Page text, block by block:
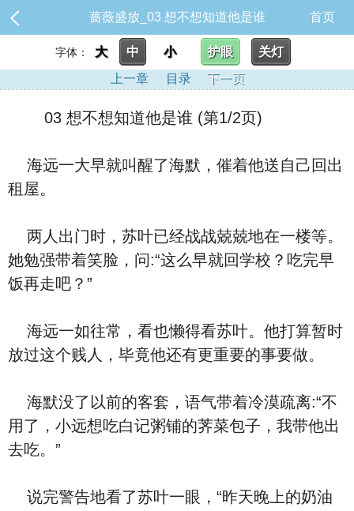
蔷薇盛放_03 想不想知道他是谁 首页
字体： 大 中 小 护眼
关灯
上一章
目录 下一页
03 想不想知道他是谁 (第1/2页)
海远一大早就叫醒了海默，催着他送自己回出
租屋。
两人出门时，苏叶已经战战兢兢地在一楼等。
她勉强带着笑脸，问:“这么早就回学校？吃完早
饭再走吧？”
海远一如往常，看也懒得看苏叶。他打算暂时
放过这个贱人，毕竟他还有更重要的事要做。
海默没了以前的客套，语气带着冷漠疏离:“不
用了，小远想吃白记粥铺的荠菜包子，我带他出
去吃。”
说完警告地看了苏叶一眼，“昨天晚上的奶油